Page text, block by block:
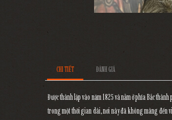
CHI TIẾT ĐÁNH GIÁ
Được thành lập vào năm 1825 và nằm ở phía Bắc
trong một thời gian dài, nơi này đã không màng đến